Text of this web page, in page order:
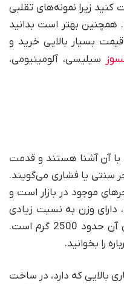
زیرا نمونه‌های تقلبی
همچنین بهتر است بدانید
قیمت بسیار بالایی خرید و
سیلیسی، آلومینیومی،
با آن آشنا هستند و قدمت
سنتی یا فشاری می‌گویند.
موجود در بازار است و
وزن به نسبت زیادی
به نسبت سایر آجر‌ها است و وزن آن حدود 2500 گرم است.
را بخوانید.
بالایی که دارد، در ساخت